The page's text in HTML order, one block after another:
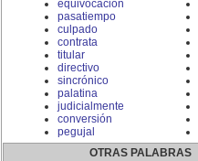
equivocación
pasatiempo
culpado
contrata
titular
directivo
sincrónico
palatina
judicialmente
conversión
pegujal
OTRAS PALABRAS